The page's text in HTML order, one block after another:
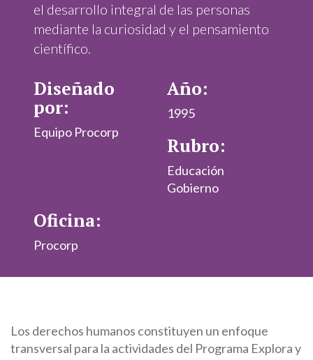
el desarrollo integral de las personas
mediante la curiosidad y el pensamiento
científico.
Diseñado
por:
Equipo Procorp
Año:
1995
Rubro:
Educación
Gobierno
Oficina:
Procorp
Los derechos humanos constituyen un enfoque
transversal para la actividades del Programa Explora y